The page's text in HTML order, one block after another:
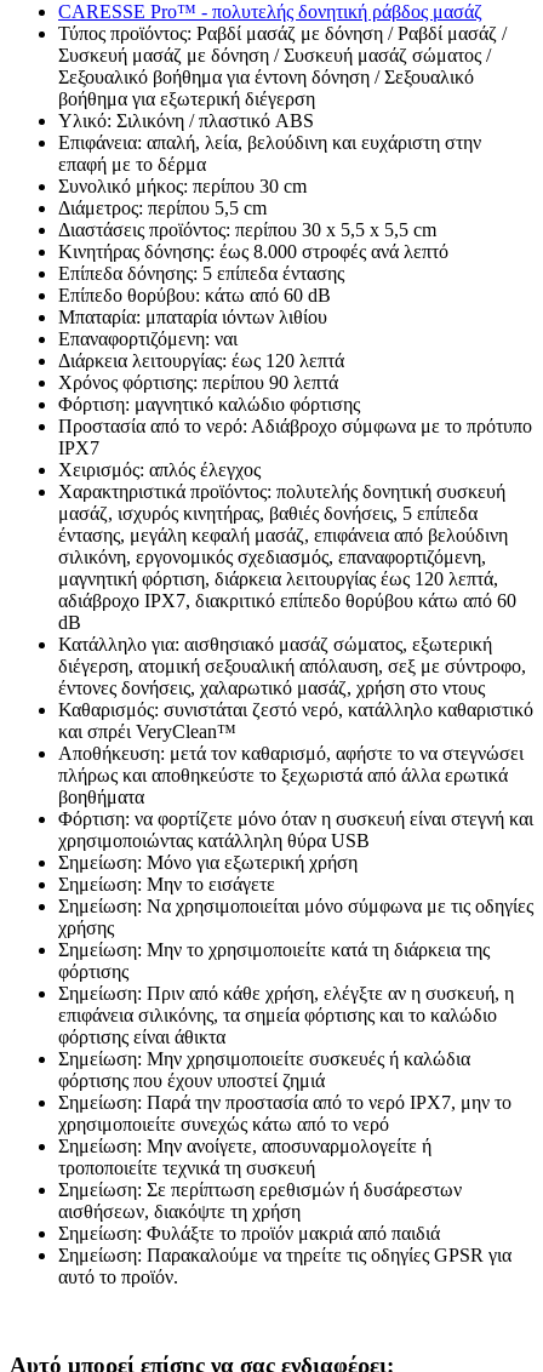
CARESSE Pro™ - πολυτελής δονητική ράβδος μασάζ
Τύπος προϊόντος: Ραβδί μασάζ με δόνηση / Ραβδί μασάζ /
Συσκευή μασάζ με δόνηση / Συσκευή μασάζ σώματος /
Σεξουαλικό βοήθημα για έντονη δόνηση / Σεξουαλικό
βοήθημα για εξωτερική διέγερση
Υλικό: Σιλικόνη / πλαστικό ABS
Επιφάνεια: απαλή, λεία, βελούδινη και ευχάριστη στην
επαφή με το δέρμα
Συνολικό μήκος: περίπου 30 cm
Διάμετρος: περίπου 5,5 cm
Διαστάσεις προϊόντος: περίπου 30 x 5,5 x 5,5 cm
Κινητήρας δόνησης: έως 8.000 στροφές ανά λεπτό
Επίπεδα δόνησης: 5 επίπεδα έντασης
Επίπεδο θορύβου: κάτω από 60 dB
Μπαταρία: μπαταρία ιόντων λιθίου
Επαναφορτιζόμενη: ναι
Διάρκεια λειτουργίας: έως 120 λεπτά
Χρόνος φόρτισης: περίπου 90 λεπτά
Φόρτιση: μαγνητικό καλώδιο φόρτισης
Προστασία από το νερό: Αδιάβροχο σύμφωνα με το πρότυπο
IPX7
Χειρισμός: απλός έλεγχος
Χαρακτηριστικά προϊόντος: πολυτελής δονητική συσκευή
μασάζ, ισχυρός κινητήρας, βαθιές δονήσεις, 5 επίπεδα
έντασης, μεγάλη κεφαλή μασάζ, επιφάνεια από βελούδινη
σιλικόνη, εργονομικός σχεδιασμός, επαναφορτιζόμενη,
μαγνητική φόρτιση, διάρκεια λειτουργίας έως 120 λεπτά,
αδιάβροχο IPX7, διακριτικό επίπεδο θορύβου κάτω από 60
dB
Κατάλληλο για: αισθησιακό μασάζ σώματος, εξωτερική
διέγερση, ατομική σεξουαλική απόλαυση, σεξ με σύντροφο,
έντονες δονήσεις, χαλαρωτικό μασάζ, χρήση στο ντους
Καθαρισμός: συνιστάται ζεστό νερό, κατάλληλο καθαριστικό
και σπρέι VeryClean™
Αποθήκευση: μετά τον καθαρισμό, αφήστε το να στεγνώσει
πλήρως και αποθηκεύστε το ξεχωριστά από άλλα ερωτικά
βοηθήματα
Φόρτιση: να φορτίζετε μόνο όταν η συσκευή είναι στεγνή και
χρησιμοποιώντας κατάλληλη θύρα USB
Σημείωση: Μόνο για εξωτερική χρήση
Σημείωση: Μην το εισάγετε
Σημείωση: Να χρησιμοποιείται μόνο σύμφωνα με τις οδηγίες
χρήσης
Σημείωση: Μην το χρησιμοποιείτε κατά τη διάρκεια της
φόρτισης
Σημείωση: Πριν από κάθε χρήση, ελέγξτε αν η συσκευή, η
επιφάνεια σιλικόνης, τα σημεία φόρτισης και το καλώδιο
φόρτισης είναι άθικτα
Σημείωση: Μην χρησιμοποιείτε συσκευές ή καλώδια
φόρτισης που έχουν υποστεί ζημιά
Σημείωση: Παρά την προστασία από το νερό IPX7, μην το
χρησιμοποιείτε συνεχώς κάτω από το νερό
Σημείωση: Μην ανοίγετε, αποσυναρμολογείτε ή
τροποποιείτε τεχνικά τη συσκευή
Σημείωση: Σε περίπτωση ερεθισμών ή δυσάρεστων
αισθήσεων, διακόψτε τη χρήση
Σημείωση: Φυλάξτε το προϊόν μακριά από παιδιά
Σημείωση: Παρακαλούμε να τηρείτε τις οδηγίες GPSR για
αυτό το προϊόν.
Αυτό μπορεί επίσης να σας ενδιαφέρει: